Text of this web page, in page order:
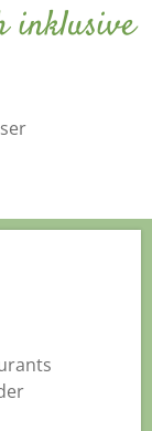
inklusive